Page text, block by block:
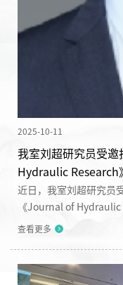
2025-10-11
我室刘超研究员受
Hydraulic Research
近日，我室刘超研究员
《Journal of
Hydraulic Research》
刊聚焦水力学与流体力
查看更多